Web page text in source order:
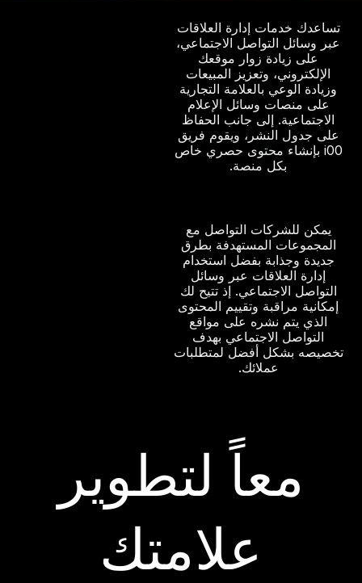
تساعدك خدمات إدارة العلاقات
عبر وسائل التواصل الاجتماعي،
على زيادة زوار موقعك
الإلكتروني، وتعزيز المبيعات
وزيادة الوعي بالعلامة التجارية
على منصات وسائل الإعلام
الاجتماعية. إلى جانب الحفاظ
على جدول النشر، ويقوم فريق
i00 بإنشاء محتوى حصري خاص
بكل منصة.
يمكن للشركات التواصل مع
المجموعات المستهدفة بطرق
جديدة وجذابة بفضل استخدام
إدارة العلاقات عبر وسائل
التواصل الاجتماعي. إذ تتيح لك
إمكانية مراقبة وتقييم المحتوى
الذي يتم نشره على مواقع
التواصل الاجتماعي بهدف
تخصيصه بشكل أفضل لمتطلبات
عملائك.
معاً لتطوير
علامتك